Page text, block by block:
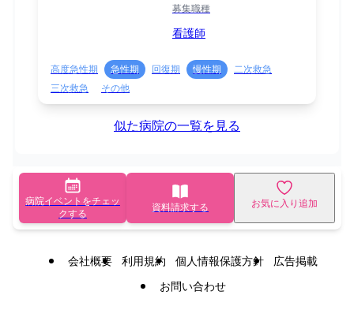
募集職種
看護師
高度急性期 急性期 回復期 慢性期
二次救急
三次救急
その他
似た病院の一覧を見る
病院イベントをチェッ
クする
資料請求する お気に入り追加
会社概要 利用規約 個人情報保護方針
広告掲載
お問い合わせ